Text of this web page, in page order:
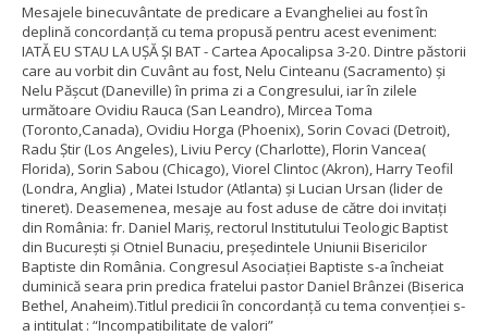
Mesajele binecuvântate de predicare a Evangheliei au fost în
deplină concordanță cu tema propusă pentru acest eveniment:
IATĂ EU STAU LA UȘĂ ȘI BAT - Cartea Apocalipsa 3-20. Dintre păstorii
care au vorbit din Cuvânt au fost, Nelu Cinteanu (Sacramento) și
Nelu Pășcut (Daneville) în prima zi a Congresului, iar în zilele
următoare Ovidiu Rauca (San Leandro), Mircea Toma
(Toronto,Canada), Ovidiu Horga (Phoenix), Sorin Covaci (Detroit),
Radu Știr (Los Angeles), Liviu Percy (Charlotte), Florin Vancea(
Florida), Sorin Sabou (Chicago), Viorel Clintoc (Akron), Harry Teofil
(Londra, Anglia) , Matei Istudor (Atlanta) și Lucian Ursan (lider de
tineret). Deasemenea, mesaje au fost aduse de către doi invitați
din România: fr. Daniel Mariș, rectorul Institutului Teologic Baptist
din București și Otniel Bunaciu, președintele Uniunii Bisericilor
Baptiste din România. Congresul Asociației Baptiste s-a încheiat
duminică seara prin predica fratelui pastor Daniel Brânzei (Biserica
Bethel, Anaheim).Titlul predicii în concordanță cu tema convenției s-
a intitulat : “Incompatibilitate de valori”